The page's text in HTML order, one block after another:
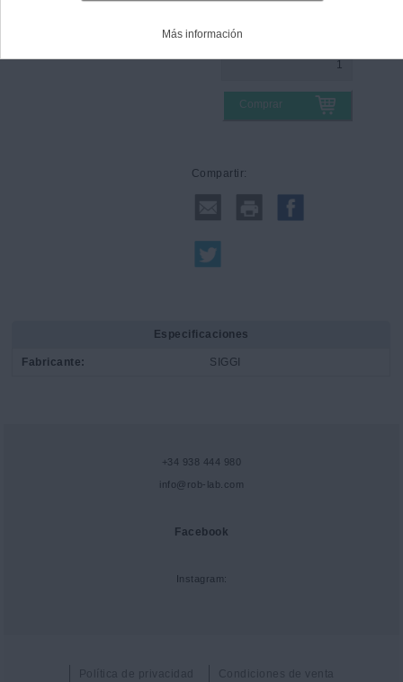
Comprar
Compartir:
Especificaciones
Fabricante: SIGGI
+34 938 444 980
info@rob-lab.com
Facebook
Instagram:
Política de privacidad Condiciones de venta